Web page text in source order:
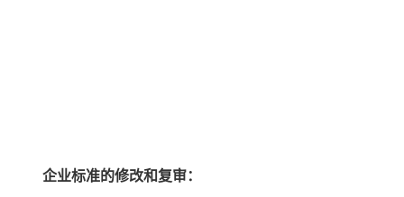
企业标准的修改和复审：